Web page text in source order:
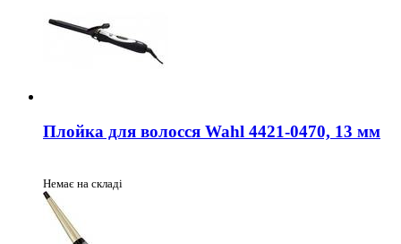
Плойка для волосся Wahl 4421-0470, 13 мм
Немає на складі